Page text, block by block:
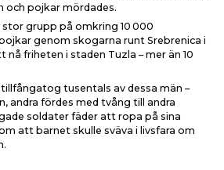
och pojkar mördades.
grupp på omkring 10 000
genom skogarna runt Srebrenica i
friheten i staden Tuzla – mer än 10
tusentals av dessa män –
andra fördes med tvång till andra
soldater fäder att ropa på sina
att barnet skulle sväva i livsfara om